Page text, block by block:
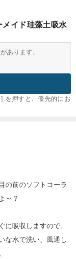
イド珪藻土吸水
あります。
を押すと、優先的にお
の前のソフトコーラ
～？
吸収しますので、
な水で洗い、風通し